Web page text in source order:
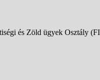
és Zöld ügyek Osztály